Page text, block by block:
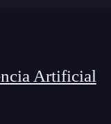
Artificial
práctico,